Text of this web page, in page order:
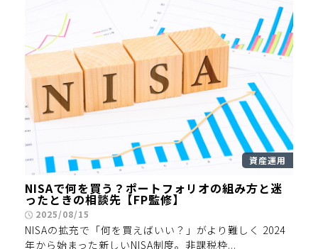
資産運用
NISAで何を買う？ポートフォリオの組み方と迷
ったときの相談先【FP監修】
2025/08/15
NISAの拡充で「何を買えばいい？」がより難しく 2024
年から始まった新しいNISA制度。非課税枠...